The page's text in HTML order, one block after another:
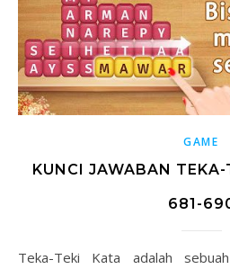
GAME
KUNCI JAWABAN TEKA-
681-
Teka-Teki Kata adalah sebuah game teka-teki yang